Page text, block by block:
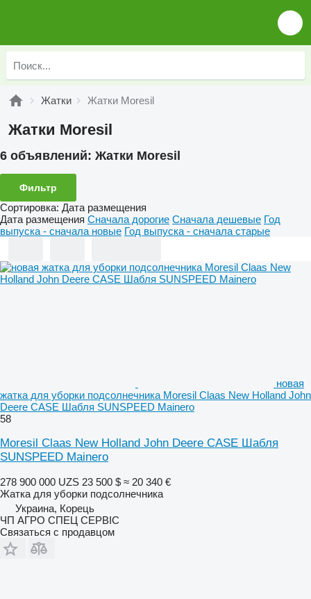
Жатки Жатки Moresil
Жатки Moresil
6 объявлений: Жатки Moresil
Фильтр
Сортировка: Дата размещения
Дата размещения Сначала дорогие Сначала дешевые Год
выпуска - сначала новые Год выпуска - сначала старые
новая
жатка для уборки подсолнечника Moresil Claas New Holland John
Deere CASE Шабля SUNSPEED Mainero
58
Moresil Claas New Holland John Deere CASE Шабля
SUNSPEED Mainero
278 900 000 UZS 23 500 $ ≈ 20 340 €
Жатка для уборки подсолнечника
Украина, Корець
ЧП АГРО СПЕЦ СЕРВІС
Связаться с продавцом